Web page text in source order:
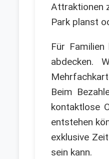
Attraktionen
Park planst
Für
abdecken.
Beim
kontaktlose
entstehen
exklusive
sein kann.